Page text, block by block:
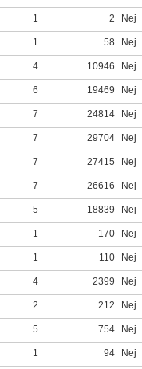
1 2
Nej
1 58
Nej
4 10946
Nej
6 19469
Nej
7 24814
Nej
7 29704
Nej
7 27415
Nej
7 26616
Nej
5 18839
Nej
1 170
Nej
1 110
Nej
4 2399
Nej
2 212
Nej
5 754
Nej
1 94
Nej